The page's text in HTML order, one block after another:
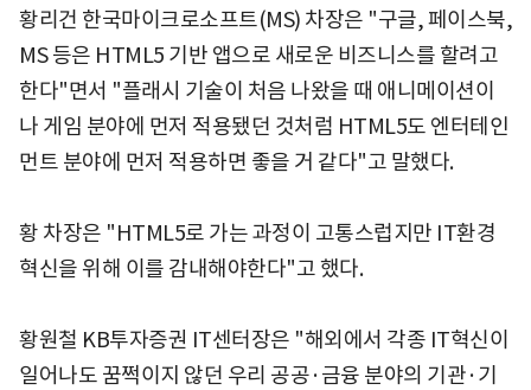
황리건 한국마이크로소프트(MS) 차장은 "구글, 페이스북,
MS 등은 HTML5 기반 앱으로 새로운 비즈니스를 할려고
한다"면서 "플래시 기술이 처음 나왔을 때 애니메이션이
나 게임 분야에 먼저 적용됐던 것처럼 HTML5도 엔터테인
먼트 분야에 먼저 적용하면 좋을 거 같다"고 말했다.
황 차장은 "HTML5로 가는 과정이 고통스럽지만 IT환경
혁신을 위해 이를 감내해야한다"고 했다.
황원철 KB투자증권 IT센터장은 "해외에서 각종 IT혁신이
일어나도 꿈쩍이지 않던 우리 공공·금융 분야의 기관·기